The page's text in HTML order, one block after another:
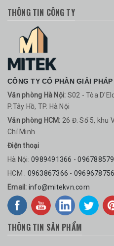
THÔNG TIN CÔNG TY
CÔNG TY CỔ PHẦN GIẢI
Văn phòng Hà Nội: S02 - Tòa
P.Tây Hồ, TP. Hà Nội
Văn phòng HCM: 26 Đ. Số 5, khu
Chí Minh
Điện thoại
Hà Nội: 0989491366 -
HCM : 0963867366 - 0969678756
Email: info@mitekvn.com
THÔNG TIN SẢN PHẨM